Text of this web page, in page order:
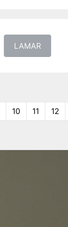
LAMAR
10 11 12